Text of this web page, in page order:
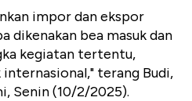
impor dan ekspor
dikenakan bea masuk dan
kegiatan tertentu,
terang Budi,
Senin (10/2/2025).